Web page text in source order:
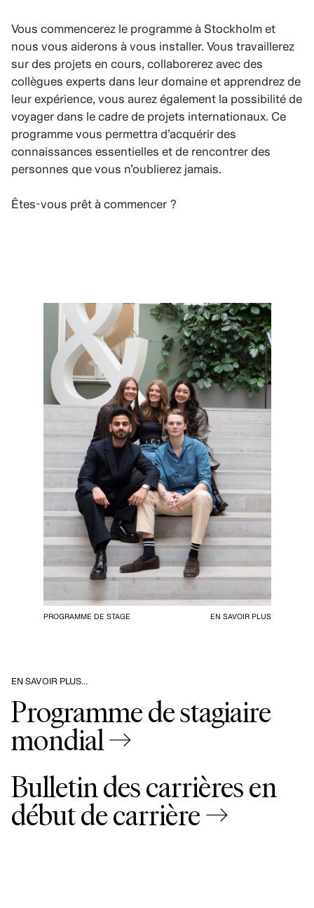
Vous commencerez le programme à Stockholm et
nous vous aiderons à vous installer. Vous travaillerez
sur des projets en cours, collaborerez avec des
collègues experts dans leur domaine et apprendrez de
leur expérience, vous aurez également la possibilité de
voyager dans le cadre de projets internationaux. Ce
programme vous permettra d’acquérir des
connaissances essentielles et de rencontrer des
personnes que vous n’oublierez jamais.
Êtes-vous prêt à commencer ?
PROGRAMME DE STAGE EN SAVOIR PLUS
EN SAVOIR PLUS…
Programme de stagiaire
mondial →
Bulletin des carrières en
début de carrière →